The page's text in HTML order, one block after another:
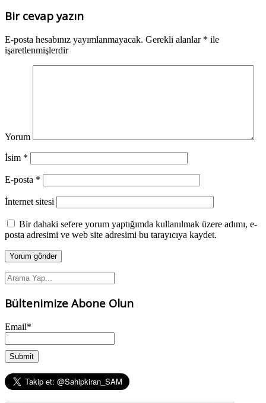
Bir cevap yazın
E-posta hesabınız yayımlanmayacak. Gerekli alanlar * ile
işaretlenmişlerdir
Yorum
İsim *
E-posta *
İnternet sitesi
Bir dahaki sefere yorum yaptığımda kullanılmak üzere adımı, e-
posta adresimi ve web site adresimi bu tarayıcıya kaydet.
Bültenimize Abone Olun
Email*